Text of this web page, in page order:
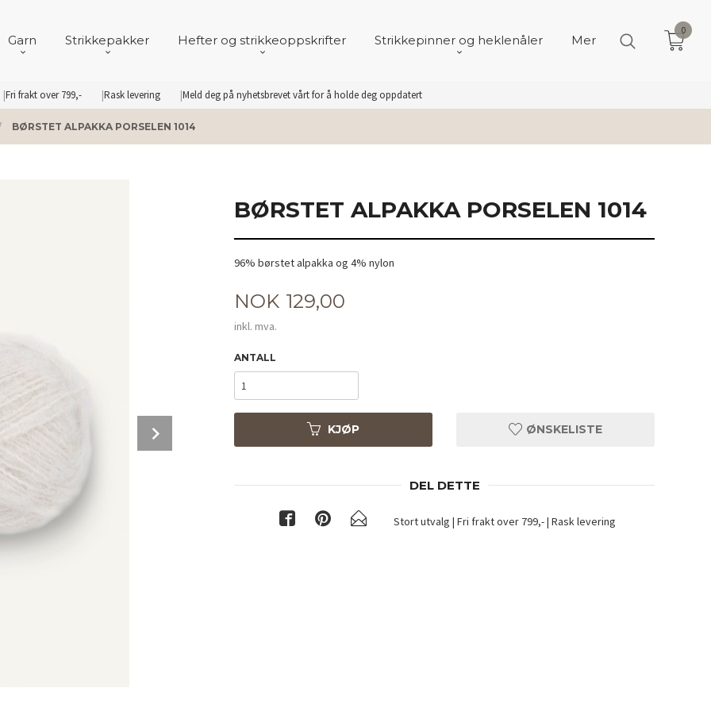
Fri frakt over 799,- Rask levering Meld deg på nyhetsbrevet vårt for å holde deg oppdatert
Garn Strikkepakker Hefter og strikkeoppskrifter Strikkepinner og heklenåler Mer
0
BØRSTET ALPAKKA PORSELEN 1014
BØRSTET ALPAKKA PORSELEN 1014
96% børstet alpakka og 4% nylon
Pris
NOK 129,00
inkl. mva.
ANTALL
KJØP ØNSKELISTE
DEL DETTE
Stort utvalg | Fri frakt over 799,- | Rask levering